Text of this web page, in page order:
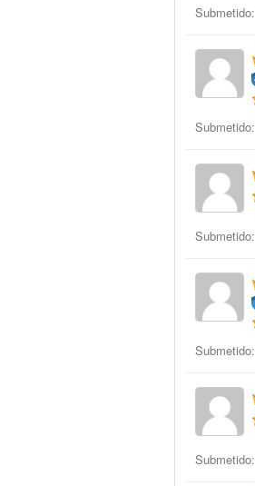
Submetido:
Submetido:
Submetido:
Submetido:
Submetido: